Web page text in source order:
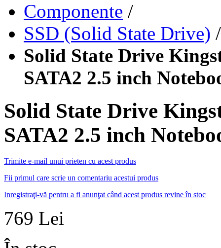
Componente /
SSD (Solid State Drive) /
Solid State Drive
SATA2 2.5 inch
Solid State Drive
SATA2 2.5 inch
Trimite e-mail unui prieten cu acest produs
Fii primul care scrie un comentariu acestui produs
Inregistraţi-vă pentru a fi anunţat când acest produs revine în stoc
769 Lei